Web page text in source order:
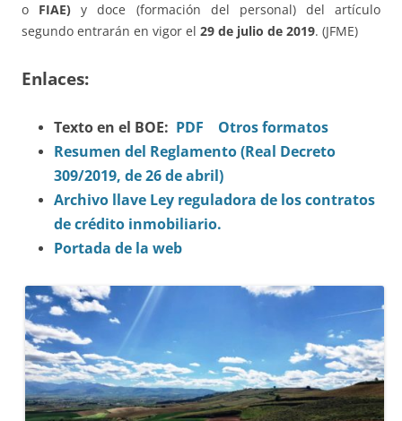
o FIAE) y doce (formación del personal) del artículo
segundo entrarán en vigor el 29 de julio de 2019. (JFME)
Enlaces:
Texto en el BOE: PDF
Otros formatos
Resumen del Reglamento (Real Decreto
309/2019, de 26 de abril)
Archivo llave Ley reguladora de los contratos
de crédito inmobiliario.
Portada de la web